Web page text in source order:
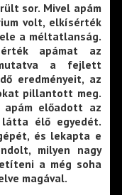
sor. Mivel apám
volt, elkísérték
a méltatlanság.
apámat az
a fejlett
eredményeit, az
pillantott meg.
apám előadott az
látta élő egyedét.
és lekapta e
milyen nagy
a még soha
magával.